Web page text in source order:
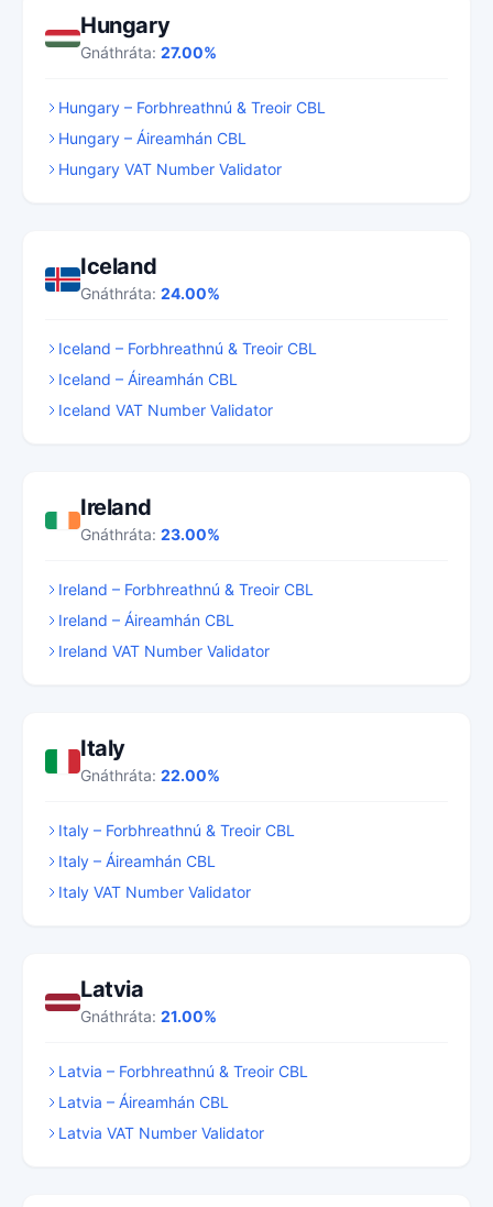
Hungary
Gnáthráta: 27.00%
Hungary – Forbhreathnú & Treoir CBL
Hungary – Áireamhán CBL
Hungary VAT Number Validator
Iceland
Gnáthráta: 24.00%
Iceland – Forbhreathnú & Treoir CBL
Iceland – Áireamhán CBL
Iceland VAT Number Validator
Ireland
Gnáthráta: 23.00%
Ireland – Forbhreathnú & Treoir CBL
Ireland – Áireamhán CBL
Ireland VAT Number Validator
Italy
Gnáthráta: 22.00%
Italy – Forbhreathnú & Treoir CBL
Italy – Áireamhán CBL
Italy VAT Number Validator
Latvia
Gnáthráta: 21.00%
Latvia – Forbhreathnú & Treoir CBL
Latvia – Áireamhán CBL
Latvia VAT Number Validator